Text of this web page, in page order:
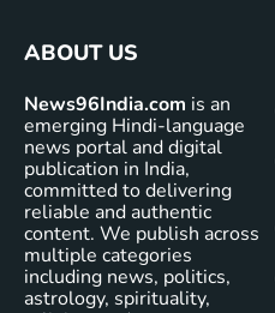
ABOUT US
News96India.com is an
emerging Hindi-language
news portal and digital
publication in India,
committed to delivering
reliable and authentic
content. We publish across
multiple categories
including news, politics,
astrology, spirituality,